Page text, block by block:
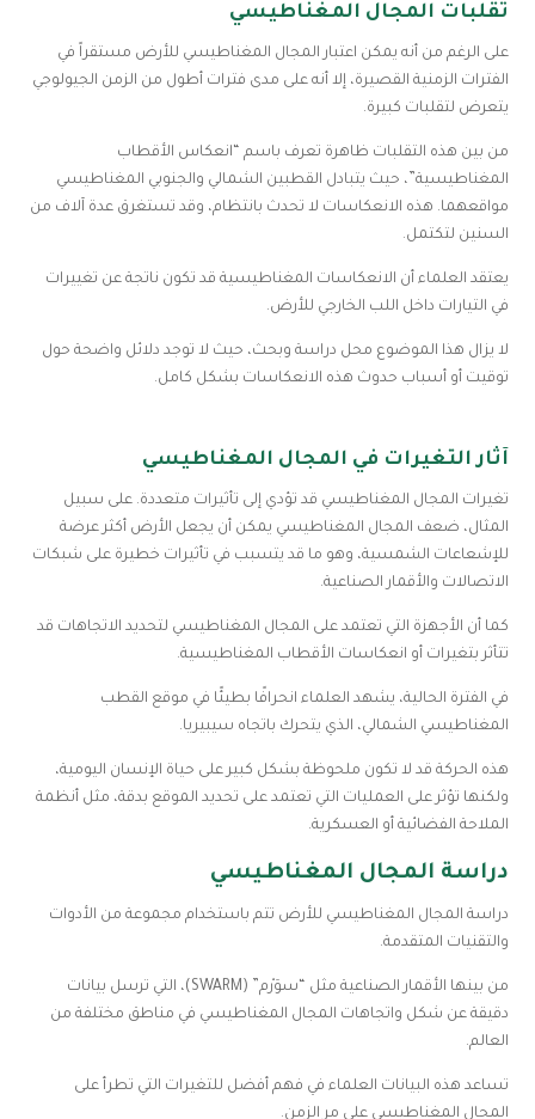
تقلبات المجال المغناطيسي
على الرغم من أنه يمكن اعتبار المجال المغناطيسي للأرض مستقراً في
الفترات الزمنية القصيرة، إلا أنه على مدى فترات أطول من الزمن الجيولوجي
يتعرض لتقلبات كبيرة.
من بين هذه التقلبات ظاهرة تعرف باسم “انعكاس الأقطاب
المغناطيسية”، حيث يتبادل القطبين الشمالي والجنوبي المغناطيسي
مواقعهما. هذه الانعكاسات لا تحدث بانتظام، وقد تستغرق عدة آلاف من
السنين لتكتمل.
يعتقد العلماء أن الانعكاسات المغناطيسية قد تكون ناتجة عن تغييرات
في التيارات داخل اللب الخارجي للأرض.
لا يزال هذا الموضوع محل دراسة وبحث، حيث لا توجد دلائل واضحة حول
توقيت أو أسباب حدوث هذه الانعكاسات بشكل كامل.
آثار التغيرات في المجال المغناطيسي
تغيرات المجال المغناطيسي قد تؤدي إلى تأثيرات متعددة. على سبيل
المثال، ضعف المجال المغناطيسي يمكن أن يجعل الأرض أكثر عرضة
للإشعاعات الشمسية، وهو ما قد يتسبب في تأثيرات خطيرة على شبكات
الاتصالات والأقمار الصناعية.
كما أن الأجهزة التي تعتمد على المجال المغناطيسي لتحديد الاتجاهات قد
تتأثر بتغيرات أو انعكاسات الأقطاب المغناطيسية.
في الفترة الحالية، يشهد العلماء انحرافًا بطيئًا في موقع القطب
المغناطيسي الشمالي، الذي يتحرك باتجاه سيبيريا.
هذه الحركة قد لا تكون ملحوظة بشكل كبير على حياة الإنسان اليومية،
ولكنها تؤثر على العمليات التي تعتمد على تحديد الموقع بدقة، مثل أنظمة
الملاحة الفضائية أو العسكرية.
دراسة المجال المغناطيسي
دراسة المجال المغناطيسي للأرض تتم باستخدام مجموعة من الأدوات
والتقنيات المتقدمة.
من بينها الأقمار الصناعية مثل “سوَرْم” (SWARM)، التي ترسل بيانات
دقيقة عن شكل واتجاهات المجال المغناطيسي في مناطق مختلفة من
العالم.
تساعد هذه البيانات العلماء في فهم أفضل للتغيرات التي تطرأ على
المجال المغناطيسي على مر الزمن.